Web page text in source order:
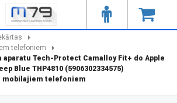
telefoniem
Tech-Protect Camalloy Fit+ do Apple
Blue THP4810 (5906302334575)
mobilajiem telefoniem